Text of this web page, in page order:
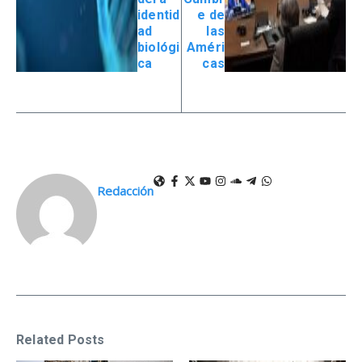
identid
ad
biológi
ca
e de
las
Améri
cas
Redacción
Related Posts